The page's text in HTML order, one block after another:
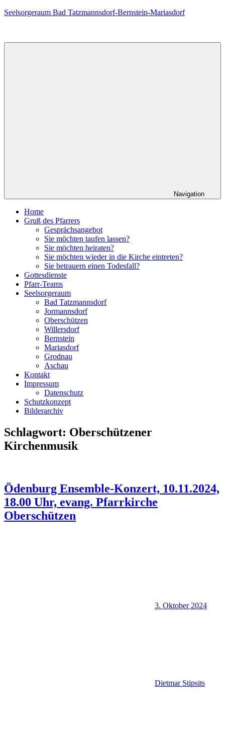
Zum
Seelsorgeraum Bad Tatzmannsdorf-Bernstein-Mariasdorf
Navigation
Home
Gruß des Pfarrers
Gesprächsangebot
Sie möchten taufen lassen?
Sie möchten heiraten?
Sie möchten wieder in die Kirche eintreten?
Sie betrauern einen Todesfall?
Gottesdienste
Pfarr-Teams
Seelsorgeraum
Bad Tatzmannsdorf
Jormannsdorf
Oberschützen
Willersdorf
Bernstein
Mariasdorf
Grodnau
Aschau
Kontakt
Impressum
Datenschutz
Schutzkonzept
Bilderarchiv
Schlagwort: Oberschützener
Kirchenmusik
Ödenburg Ensemble-Konzert, 10.11.2024,
18.00 Uhr, evang. Pfarrkirche
Oberschützen
3. Oktober 2024
Dietmar Stipsits